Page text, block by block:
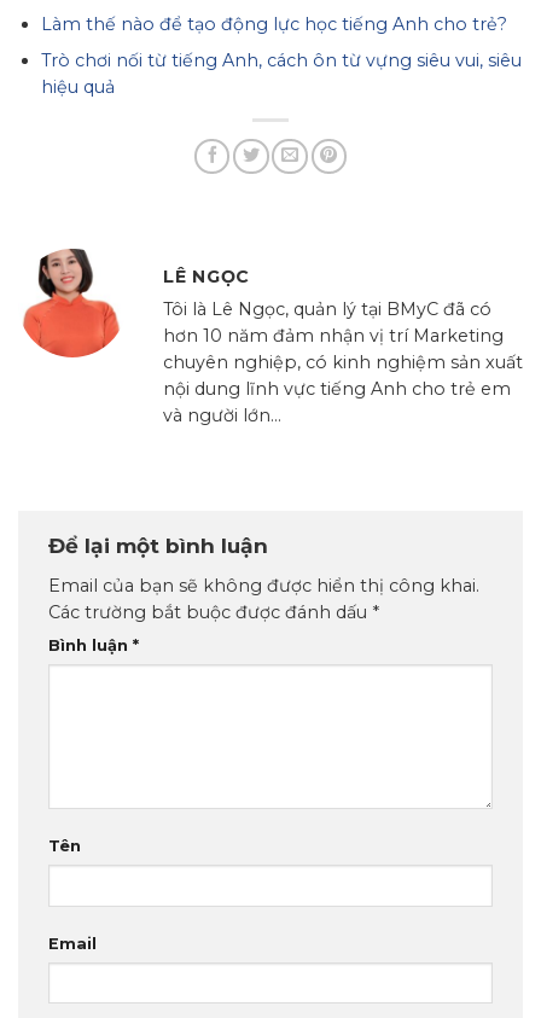
Làm thế nào để tạo động lực học tiếng Anh cho trẻ?
Trò chơi nối từ tiếng Anh, cách ôn từ vựng siêu vui, siêu
hiệu quả
LÊ NGỌC
Tôi là Lê Ngọc, quản lý tại BMyC đã có
hơn 10 năm đảm nhận vị trí Marketing
chuyên nghiệp, có kinh nghiệm sản xuất
nội dung lĩnh vực tiếng Anh cho trẻ em
và người lớn...
Để lại một bình luận
Email của bạn sẽ không được hiển thị công khai.
Các trường bắt buộc được đánh dấu *
Bình luận *
Tên
Email